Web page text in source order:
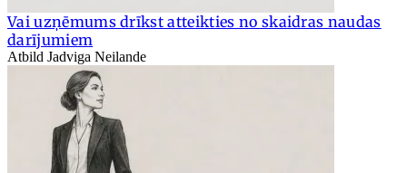
Vai uzņēmums drīkst atteikties no skaidras naudas
darījumiem
Atbild Jadviga Neilande